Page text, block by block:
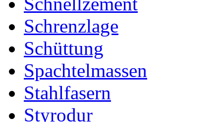
Schrenzlage
Schüttung
Spachtelmassen
Stahlfasern
Styrodur